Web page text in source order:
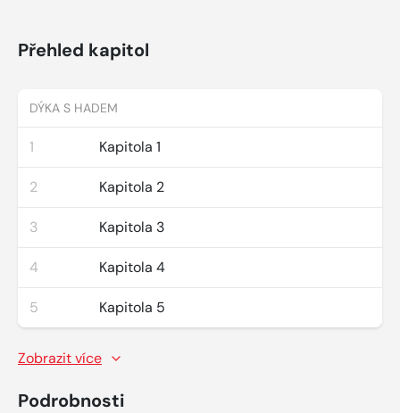
Přehled kapitol
DÝKA S HADEM
1 Kapitola 1
2 Kapitola 2
3 Kapitola 3
4 Kapitola 4
5 Kapitola 5
Zobrazit více
Podrobnosti